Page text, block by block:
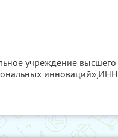
учреждение высшего
инноваций»,ИНН